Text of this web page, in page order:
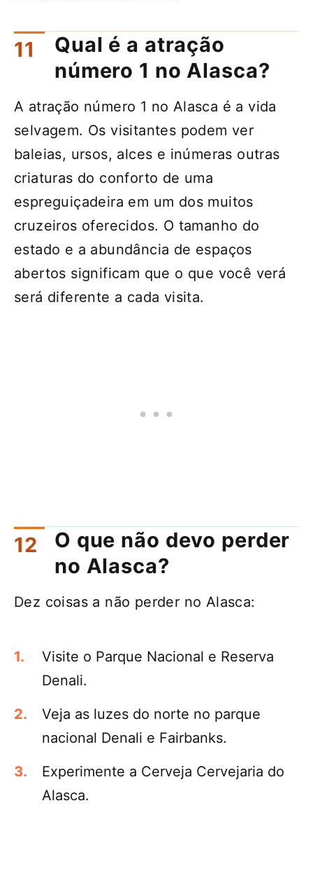
Qual é a atração
número 1 no Alasca?
A atração número 1 no Alasca é a vida
selvagem. Os visitantes podem ver
baleias, ursos, alces e inúmeras outras
criaturas do conforto de uma
espreguiçadeira em um dos muitos
cruzeiros oferecidos. O tamanho do
estado e a abundância de espaços
abertos significam que o que você verá
será diferente a cada visita.
O que não devo perder
no Alasca?
Dez coisas a não perder no Alasca:
Visite o Parque Nacional e Reserva
Denali.
Veja as luzes do norte no parque
nacional Denali e Fairbanks.
Experimente a Cerveja Cervejaria do
Alasca.